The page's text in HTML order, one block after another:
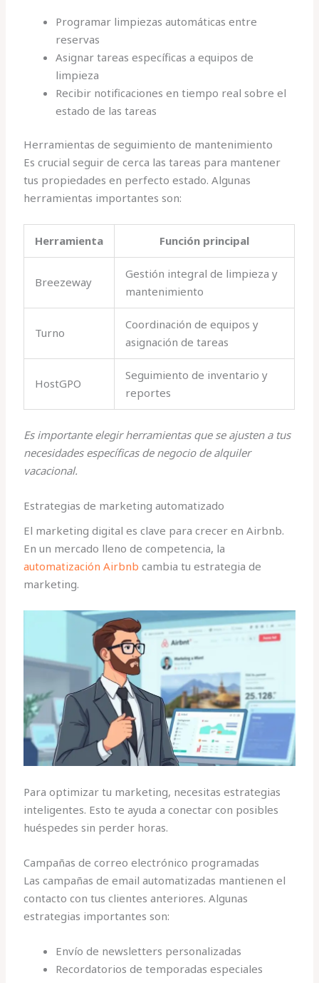
Programar limpiezas automáticas entre
reservas
Asignar tareas específicas a equipos de
limpieza
Recibir notificaciones en tiempo real sobre el
estado de las tareas
Herramientas de seguimiento de mantenimiento
Es crucial seguir de cerca las tareas para mantener
tus propiedades en perfecto estado. Algunas
herramientas importantes son:
Herramienta Función principal
Breezeway
Gestión integral de limpieza y
mantenimiento
Turno
Coordinación de equipos y
asignación de tareas
HostGPO
Seguimiento de inventario y
reportes
Es importante elegir herramientas que se ajusten a tus
necesidades específicas de negocio de alquiler
vacacional.
Estrategias de marketing automatizado
El marketing digital es clave para crecer en Airbnb.
En un mercado lleno de competencia, la
automatización Airbnb cambia tu estrategia de
marketing.
Para optimizar tu marketing, necesitas estrategias
inteligentes. Esto te ayuda a conectar con posibles
huéspedes sin perder horas.
Campañas de correo electrónico programadas
Las campañas de email automatizadas mantienen el
contacto con tus clientes anteriores. Algunas
estrategias importantes son:
Envío de newsletters personalizadas
Recordatorios de temporadas especiales